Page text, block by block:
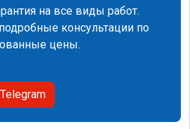
на все виды работ.
консультации по
цены.
Telegram